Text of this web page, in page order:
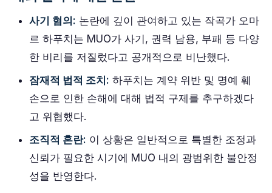
사기 혐의: 논란에 깊이 관여하고 있는 작곡가 오마
르 하푸치는 MUO가 사기, 권력 남용, 부패 등 다양
한 비리를 저질렀다고 공개적으로 비난했다.
잠재적 법적 조치: 하푸치는 계약 위반 및 명예 훼
손으로 인한 손해에 대해 법적 구제를 추구하겠다
고 위협했다.
조직적 혼란: 이 상황은 일반적으로 특별한 조정과
신뢰가 필요한 시기에 MUO 내의 광범위한 불안정
성을 반영한다.